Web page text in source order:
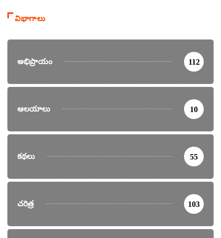
విభాగాలు
అభిప్రాయం 112
ఆలయాలు 10
కథలు 55
చరిత్ర 103